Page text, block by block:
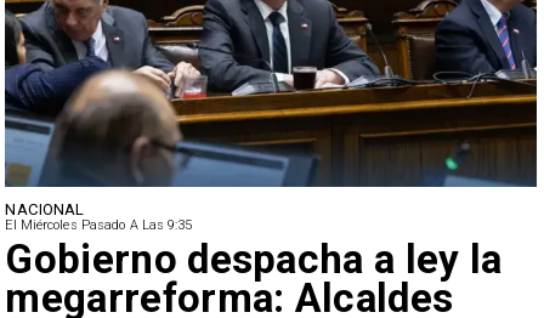
INTERNACIONAL
El Miércoles Pasado A Las 9:35
China restringe exportación
de drones a EEUU y